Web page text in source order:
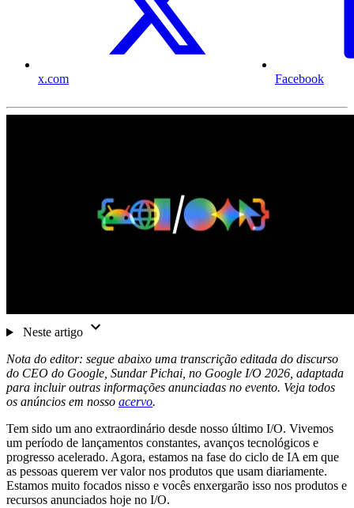
x.com Facebook
Neste artigo
Nota do editor: segue abaixo uma transcrição editada do discurso
do CEO do Google, Sundar Pichai, no Google I/O 2026, adaptada
para incluir outras informações anunciadas no evento. Veja todos
os anúncios em nosso acervo.
Tem sido um ano extraordinário desde nosso último I/O. Vivemos
um período de lançamentos constantes, avanços tecnológicos e
progresso acelerado. Agora, estamos na fase do ciclo de IA em que
as pessoas querem ver valor nos produtos que usam diariamente.
Estamos muito focados nisso e vocês enxergarão isso nos produtos e
recursos anunciados hoje no I/O.